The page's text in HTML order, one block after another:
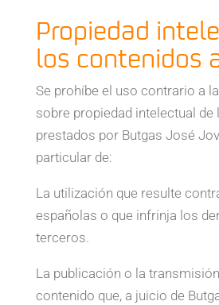
Propiedad
los contenidos
Se prohíbe el uso contrario a
sobre propiedad intelectual
prestados por Butgas José
particular de:
La utilización que resulte
españolas o que infrinja los
terceros.
La publicación o la
contenido que, a juicio de